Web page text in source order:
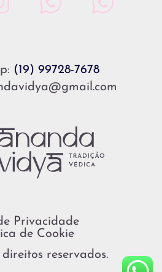
(19) 99728-7678
Privacidade
de Cookie
reservados.